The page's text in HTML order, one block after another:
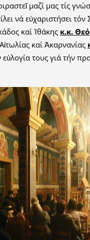
μαζί μας τίς
νά εὐχαριστήσει
καί Ἰθάκης κ.κ.
καί Ἀκαρνανίας
εὐλογία τους γιά τήν